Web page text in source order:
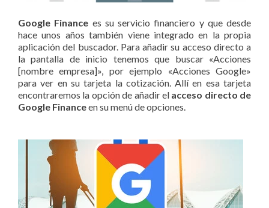
Google Finance es su servicio financiero y que desde
hace unos años también viene integrado en la propia
aplicación del buscador. Para añadir su acceso directo a
la pantalla de inicio tenemos que buscar «Acciones
[nombre empresa]», por ejemplo «Acciones Google»
para ver en su tarjeta la cotización. Allí en esa tarjeta
encontraremos la opción de añadir el acceso directo de
Google Financeen su menú de opciones.